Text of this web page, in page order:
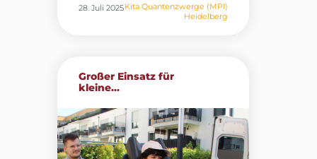
28. Juli 2025Kita Quantenzwerge (MPI)
Heidelberg
Großer Einsatz für
kleine...